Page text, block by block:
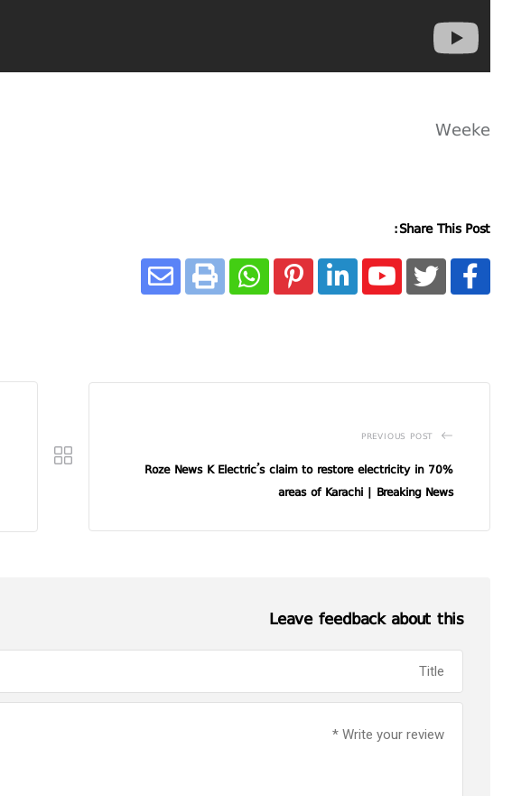
Weeke
Share This Post:
PREVIOUS POST
Roze News K Electric’s claim to restore electricity in 70%
areas of Karachi | Breaking News
Leave feedback about this